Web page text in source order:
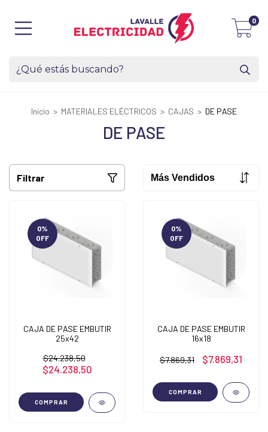
0
Inicio > MATERIALES ELÉCTRICOS > CAJAS > DE PASE
DE PASE
Filtrar
0%
OFF
CAJA DE PASE EMBUTIR
25x42
$24.238,50
$24.238,50
COMPRAR
0%
OFF
CAJA DE PASE EMBUTIR
16x18
$7.869,31 $7.869,31
COMPRAR